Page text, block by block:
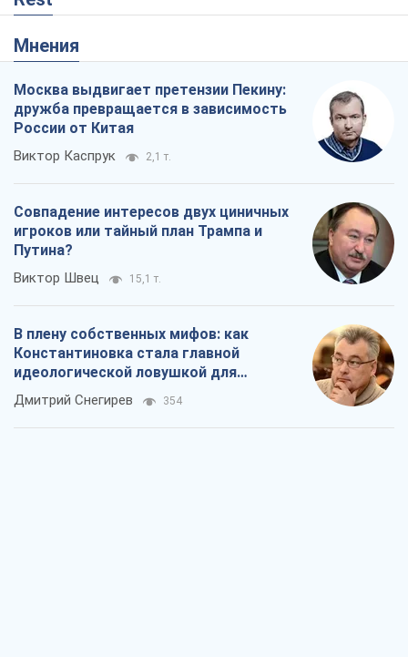
Мнения
Москва выдвигает претензии Пекину:
дружба превращается в зависимость
России от Китая
Виктор Каспрук 2,1 т.
Совпадение интересов двух циничных
игроков или тайный план Трампа и
Путина?
Виктор Швец 15,1 т.
В плену собственных мифов: как
Константиновка стала главной
идеологической ловушкой для
российских оккупантов
Дмитрий Снегирев 354